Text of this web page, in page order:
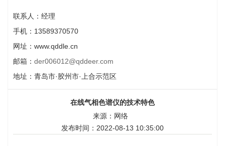
联系人：经理
手机：13589370570
网址：www.qddle.cn
邮箱： der006012@qddeer.com
地址：青岛市·胶州市·上合示范区
在线气相色谱仪的技术特色
来源：网络
发布时间：2022-08-13 10:35:00